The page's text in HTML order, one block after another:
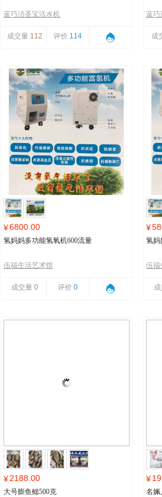
蓝巧洁圣宝活水机
成交量 112 评价 114
蓝巧
成
¥6800.00
氢妈妈多功能氢氧机600流量
伍福生活艺术馆
成交量 0 评价 0
¥
氢妈
伍福
¥2188.00
大号膨鱼鳃500克
¥
名姵